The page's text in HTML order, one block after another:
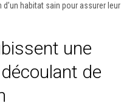
habitat sain pour assurer leur
une
de